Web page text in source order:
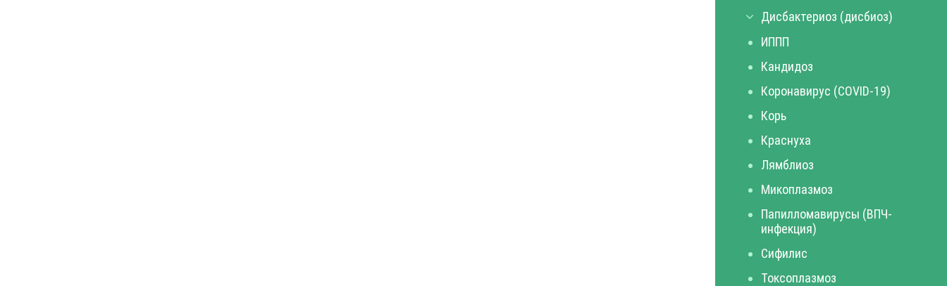
Дисбактериоз (дисбиоз)
ИППП
Кандидоз
Коронавирус (COVID-19)
Корь
Краснуха
Лямблиоз
Микоплазмоз
Папилломавирусы (ВПЧ-
инфекция)
Сифилис
Токсоплазмоз